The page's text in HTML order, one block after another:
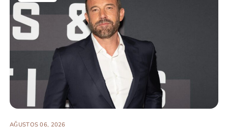
AĞUSTOS 06, 2026